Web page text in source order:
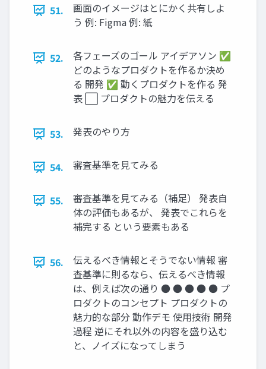
51.
画⾯のイメージはとにかく共有しよ
う 例: Figma 例: 紙
52.
各フェーズのゴール アイデアソン ✅
どのようなプロダクトを作るか決め
る 開発 ✅ 動くプロダクトを作る 発
表 ⬜ プロダクトの魅⼒を伝える
53. 発表のやり⽅
54. 審査基準を⾒てみる
55.
審査基準を⾒てみる（補⾜） 発表⾃
体の評価もあるが、 発表でこれらを
補完する という要素もある
56.
伝えるべき情報とそうでない情報 審
査基準に則るなら、伝えるべき情報
は、例えば次の通り ● ● ● ● ● プ
ロダクトのコンセプト プロダクトの
魅⼒的な部分 動作デモ 使⽤技術 開発
過程 逆にそれ以外の内容を盛り込む
と、ノイズになってしまう